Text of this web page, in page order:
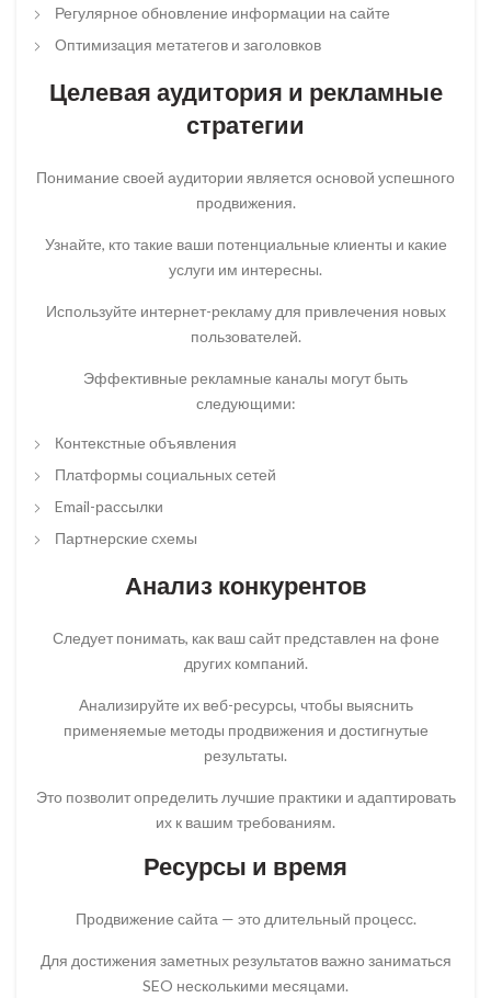
Регулярное обновление информации на сайте
Оптимизация метатегов и заголовков
Целевая аудитория и рекламные
стратегии
Понимание своей аудитории является основой успешного
продвижения.
Узнайте, кто такие ваши потенциальные клиенты и какие
услуги им интересны.
Используйте интернет-рекламу для привлечения новых
пользователей.
Эффективные рекламные каналы могут быть
следующими:
Контекстные объявления
Платформы социальных сетей
Email-рассылки
Партнерские схемы
Анализ конкурентов
Следует понимать, как ваш сайт представлен на фоне
других компаний.
Анализируйте их веб-ресурсы, чтобы выяснить
применяемые методы продвижения и достигнутые
результаты.
Это позволит определить лучшие практики и адаптировать
их к вашим требованиям.
Ресурсы и время
Продвижение сайта — это длительный процесс.
Для достижения заметных результатов важно заниматься
SEO несколькими месяцами.